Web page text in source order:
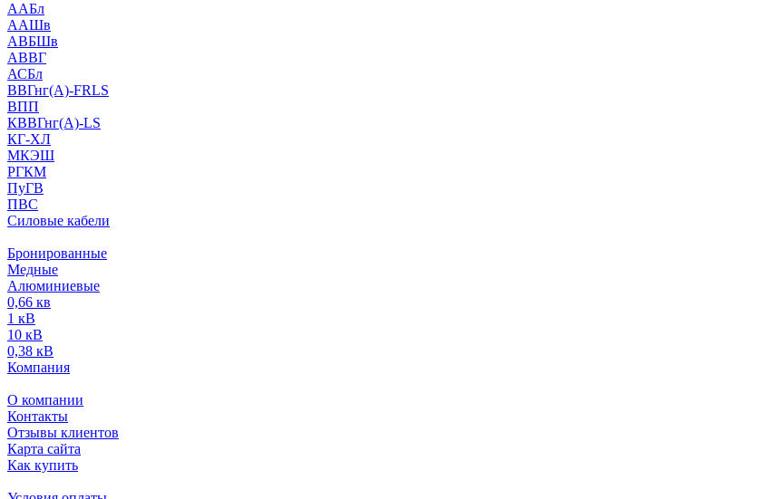
ААБл
ААШв
АВБШв
АВВГ
АСБл
ВВГнг(А)-FRLS
ВПП
КВВГнг(А)-LS
КГ-ХЛ
МКЭШ
РГКМ
ПуГВ
ПВС
Силовые кабели
Бронированные
Медные
Алюминиевые
0,66 кв
1 кВ
10 кВ
0,38 кВ
Компания
О компании
Контакты
Отзывы клиентов
Карта сайта
Как купить